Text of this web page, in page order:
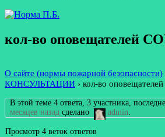
кол-во оповещателей
О сайте (нормы пожарной безопасности)
КОНСУЛЬТАЦИИ › кол-во
В этой теме 4 ответа, 3 участника,
месяцев назад сделано admin
Просмотр 4 веток ответов